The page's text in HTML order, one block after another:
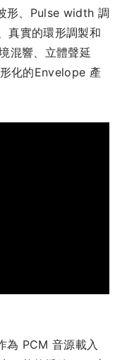
形、Pulse width 調
真實的環形調製和
混響、立體聲延
化的Envelope 產
為 PCM 音源載入